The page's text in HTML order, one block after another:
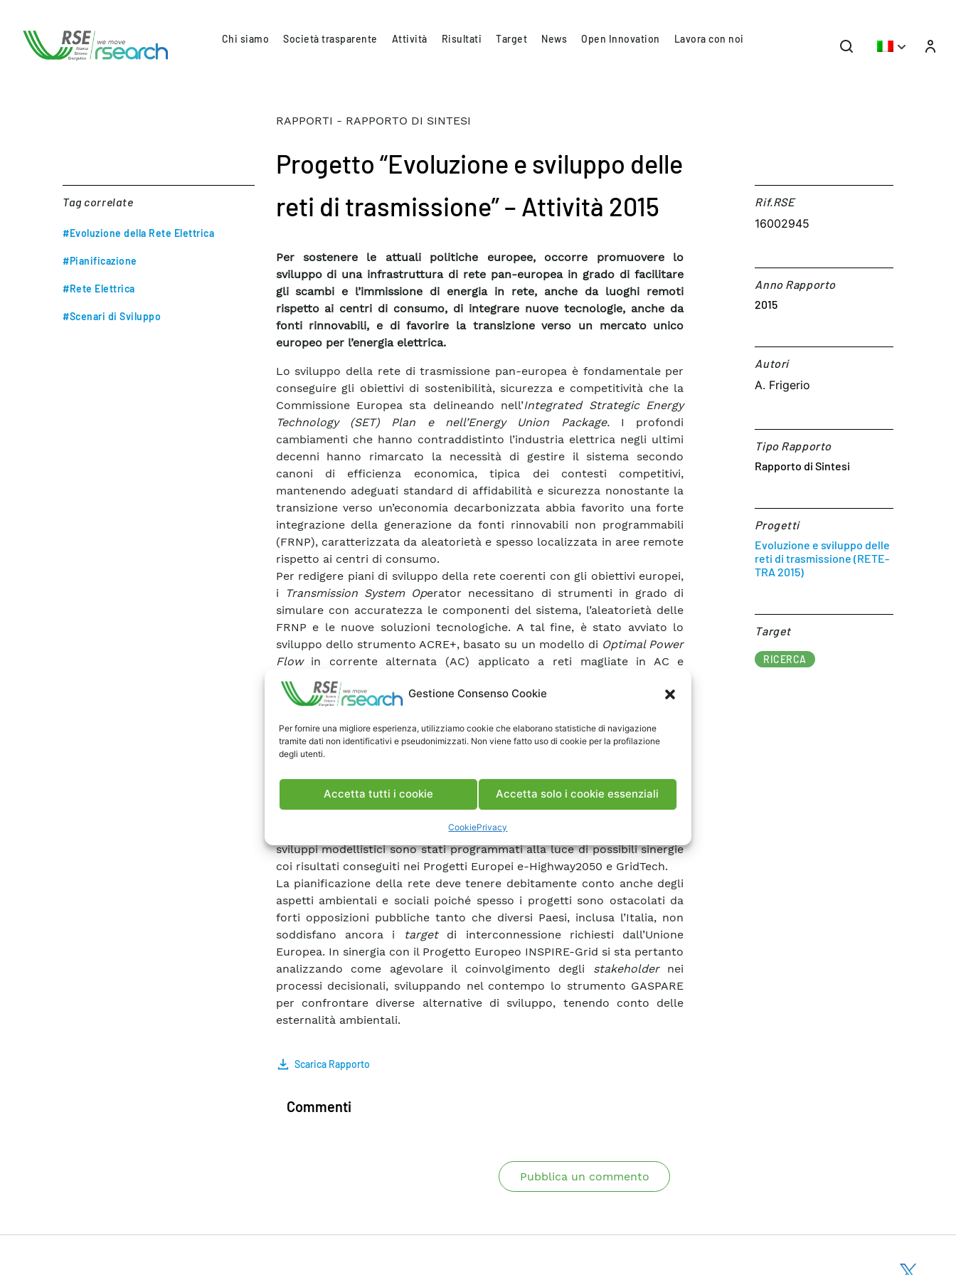
Gestione Consenso Cookie
Per fornire una migliore esperienza, utilizziamo cookie che elaborano statistiche di navigazione
tramite dati non identificativi e pseudonimizzati. Non viene fatto uso di cookie per la profilazione
degli utenti.
Accetta tutti i cookie Accetta solo i cookie essenziali
CookiePrivacy
Chi siamo Società trasparente Attività Risultati Target News Open Innovation Lavora con noi
Tag correlate
#Evoluzione della Rete Elettrica
#Pianificazione
#Rete Elettrica
#Scenari di Sviluppo
RAPPORTI - RAPPORTO DI SINTESI
Progetto “Evoluzione e sviluppo delle
reti di trasmissione” – Attività 2015
Per sostenere le attuali politiche europee, occorre promuovere lo
sviluppo di una infrastruttura di rete pan-europea in grado di facilitare
gli scambi e l’immissione di energia in rete, anche da luoghi remoti
rispetto ai centri di consumo, di integrare nuove tecnologie, anche da
fonti rinnovabili, e di favorire la transizione verso un mercato unico
europeo per l’energia elettrica.
Lo sviluppo della rete di trasmissione pan-europea è fondamentale per
conseguire gli obiettivi di sostenibilità, sicurezza e competitività che la
Commissione Europea sta delineando nell’Integrated Strategic Energy
Technology (SET) Plan e nell’Energy Union Package.I profondi
cambiamenti che hanno contraddistinto l’industria elettrica negli ultimi
decenni hanno rimarcato la necessità di gestire il sistema secondo
canoni di efficienza economica, tipica dei contesti competitivi,
mantenendo adeguati standard di affidabilità e sicurezza nonostante la
transizione verso un’economia decarbonizzata abbia favorito una forte
integrazione della generazione da fonti rinnovabili non programmabili
(FRNP), caratterizzata da aleatorietà e spesso localizzata in aree remote
rispetto ai centri di consumo.
Per redigere piani di sviluppo della rete coerenti con gli obiettivi europei,
i
Transmission System Operator necessitano di strumenti in grado di
simulare con accuratezza le componenti del sistema, l’aleatorietà delle
FRNP e le nuove soluzioni tecnologiche. A tal fine, è stato avviato lo
sviluppo dello strumento ACRE+, basato su un modello di Optimal Power
Flowin corrente alternata (AC) applicato a reti magliate in AC e
corrente continua con sistemi
indispensabili per trasportare grandi quantità di energia su lunghe
implementati il dispositivoUnified Power Flow Controllere la gestione di
trasformatori,Tap Changer e Phase Shifting Transformer.
Ciascuna funzionalità è stata validata mediante opportuni test su
snapshot predefiniti. Per rappresentare nelle simulazioni l’aleatorietà
delle FRNP, nello strumento AMaCha è stata migliorata l’estrazione della
componente statistica dalle serie storiche di dati di produzione da fonti
eolica e solare, individuando possibili correlazioni spaziali. Tutti gli
sviluppi modellistici sono stati programmati alla luce di possibili sinergie
coi risultati conseguiti nei Progetti Europei e-Highway2050 e GridTech.
La pianificazione della rete deve tenere debitamente conto anche degli
aspetti ambientali e sociali poiché spesso i progetti sono ostacolati da
forti opposizioni pubbliche tanto che diversi Paesi, inclusa l’Italia, non
soddisfano ancora i
targetdi interconnessione richiesti dall’Unione
Europea. In sinergia con il Progetto Europeo INSPIRE-Grid si sta pertanto
analizzando come agevolare il coinvolgimento degli stakeholdernei
processi decisionali, sviluppando nel contempo lo strumento GASPARE
per confrontare diverse alternative di sviluppo, tenendo conto delle
esternalità ambientali.
Scarica Rapporto
Rif.RSE​
16002945
Anno Rapporto
2015
Autori​
A. Frigerio
Tipo Rapporto
Rapporto di Sintesi
Progetti
Evoluzione e sviluppo delle
reti di trasmissione (RETE-
TRA 2015)
Target​
RICERCA
Commenti
Pubblica un commento